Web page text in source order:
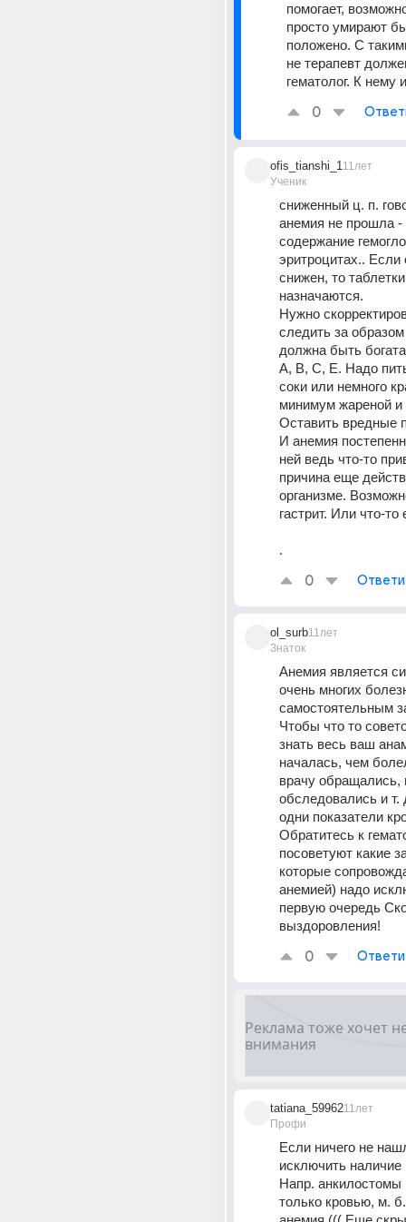
помогает,
просто умирают
положено. С
не терапевт
гематолог. К нему
0
ofis_tianshi_1
Ученик
11лет
сниженный ц. п.
анемия не прошла -
содержание
эритроцитах.. Если
снижен, то
назначаются.
Нужно
следить за
должна быть
А, В, С, Е. Надо
соки или немного
минимум жареной
Оставить вредные
И анемия
ней ведь что-то
причина еще
организме.
гастрит. Или что-то
.
0
ol_surb
Знаток
11лет
Анемия является
очень многих
самостоятельным
Чтобы что то
знать весь ваш
началась, чем
врачу обращались,
обследовались и т.
одни показатели
Обратитесь к
посоветуют какие
которые
анемией) надо
первую очередь
выздоровления!
0
tatiana_59962
Профи
11лет
Если ничего не
исключить наличие
Напр. анкилостомы
только кровью, м. б.